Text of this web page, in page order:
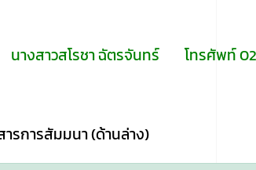
นางสาวสโรชา ฉัตรจันทร์ โทรศัพท์ 02
รการสัมมนา (ด้านล่าง)